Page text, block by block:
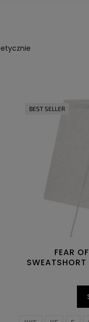
BEST SELLER
FEAR